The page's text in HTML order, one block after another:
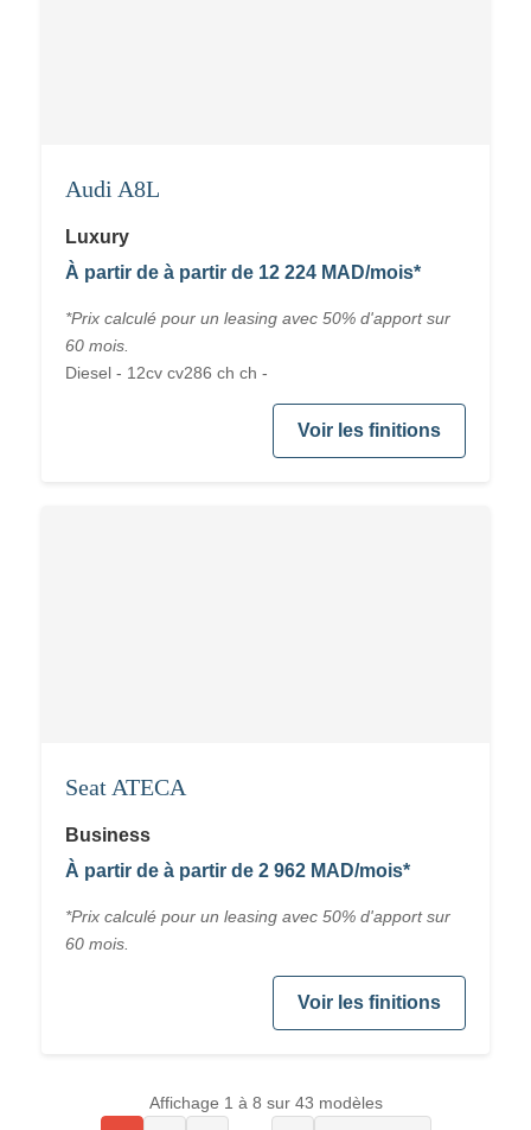
Audi A8L
Luxury
À partir de à partir de 12 224 MAD/mois*
*Prix calculé pour un leasing avec 50% d'apport sur
60 mois.
Diesel - 12cv cv286 ch ch -
Voir les finitions
Seat ATECA
Business
À partir de à partir de 2 962 MAD/mois*
*Prix calculé pour un leasing avec 50% d'apport sur
60 mois.
Voir les finitions
Affichage 1 à 8 sur 43 modèles